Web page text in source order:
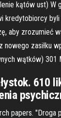
kątów ust)
kredytobiorcy
aby
zasiłku
wątków)
610
papers.